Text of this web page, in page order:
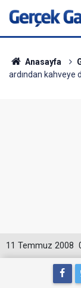
Anasayfa
ardından kahveye
11 Temmuz 2008